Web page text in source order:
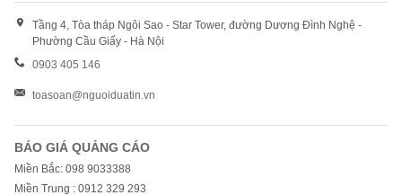
Tầng 4, Tòa tháp Ngôi Sao - Star Tower, đường Dương Đình Nghệ -
Phường Cầu Giấy - Hà Nội
0903 405 146
toasoan@nguoiduatin.vn
BÁO GIÁ QUẢNG CÁO
Miền Bắc: 098 9033388
Miền Trung : 0912 329 293